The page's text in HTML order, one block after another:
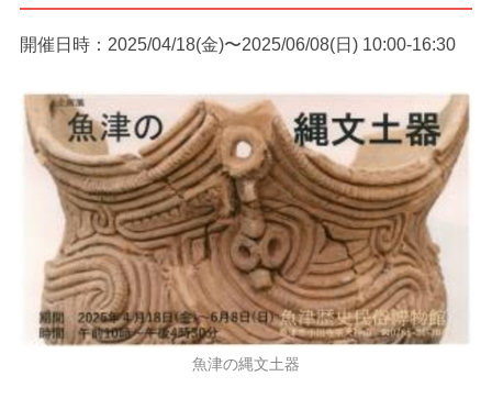
開催日時：2025/04/18(金)〜2025/06/08(日) 10:00-16:30
魚津の縄文土器